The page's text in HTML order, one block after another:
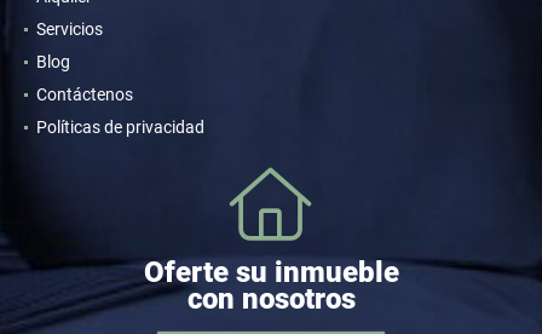
Servicios
Blog
Contáctenos
Políticas de privacidad
Oferte su inmueble
con nosotros